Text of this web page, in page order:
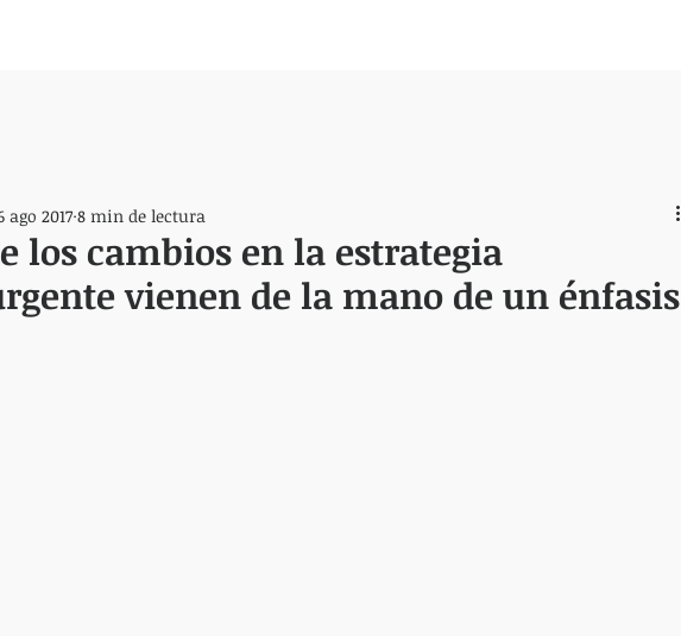
los cambios en la estrategia
vienen de la mano de un énfasis
ago 2017 8 min de lectura